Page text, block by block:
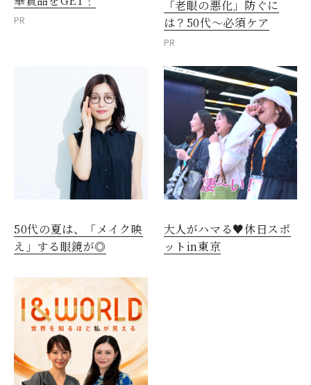
PR
「老眼の悪化」防ぐに
は？50代～必須ケア
PR
50代の夏は、「メイク映
え」する眼鏡が◎
大人がハマる♥休日スポ
ットin東京